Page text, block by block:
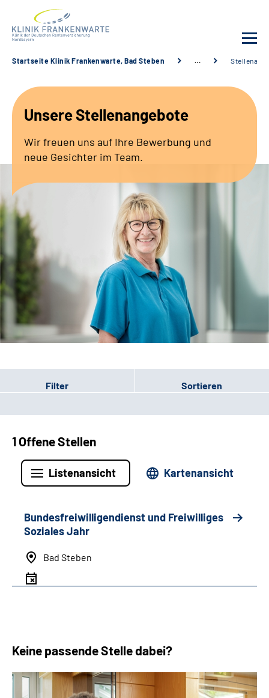
Leistungsangebot
Fachbereiche
Service
Karriere
Suche
Leichte Sprache
Gebärdensprache
Patienten-Login
Startseite Klinik Frankenwarte, Bad Steben …
Unsere Stellenangebote
Wir freuen uns auf Ihre Bewerbung und
neue Gesichter im Team.
Filter Sortieren
1 Offene Stellen
Listenansicht Kartenansicht
Bundesfreiwilligendienst und Freiwilliges
Soziales Jahr
Bad Steben
Keine passende Stelle dabei?